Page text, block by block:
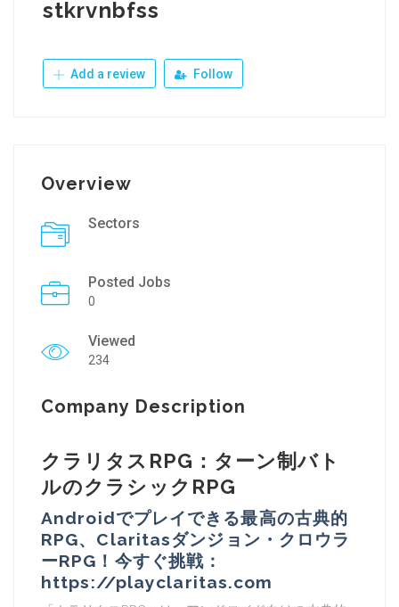
stkrvnbfss
Add a review Follow
Overview
Sectors
Posted Jobs
0
Viewed
234
Company Description
クラリタスRPG：ターン制バト
ルのクラシックRPG
Androidでプレイできる最高の古典的
RPG、Claritasダンジョン・クロウラ
ーRPG！今すぐ挑戦：
https://playclaritas.com